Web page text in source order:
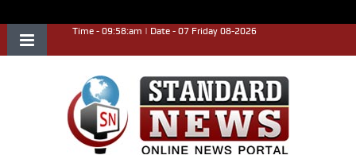
Time - 09:58:am | Date - 07 Friday 08-2026